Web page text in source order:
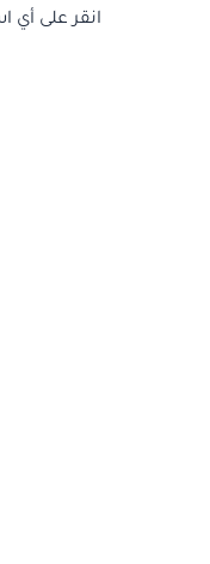
انقر على أي